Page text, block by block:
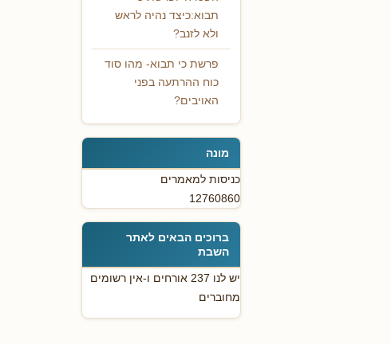
תבוא:כיצד נהיה לראש
ולא לזנב?
פרשת כי תבוא- מהו סוד
כוח ההרתעה בפני
האויבים?
מונה
כניסות למאמרים
12760860
ברוכים הבאים לאתר
השבת
יש לנו 237 אורחים ו-אין רשומים
מחוברים